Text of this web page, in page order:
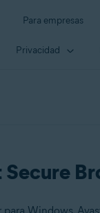
Para empresas
Privacidad